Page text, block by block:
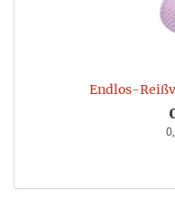
Endlos-